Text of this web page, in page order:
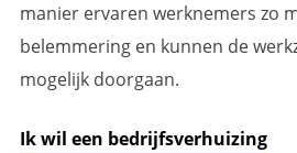
manier ervaren werknemers zo
belemmering en kunnen de
mogelijk doorgaan.
Ik wil een bedrijfsverhuizing